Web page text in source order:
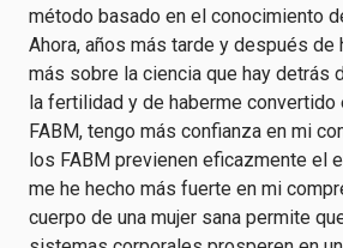
método basado en el conocimiento
Ahora, años más tarde y después de
más sobre la ciencia que hay detrás
la fertilidad y de haberme convertido
FABM, tengo más confianza en mi
los FABM previenen eficazmente el
me he hecho más fuerte en mi
cuerpo de una mujer sana permite